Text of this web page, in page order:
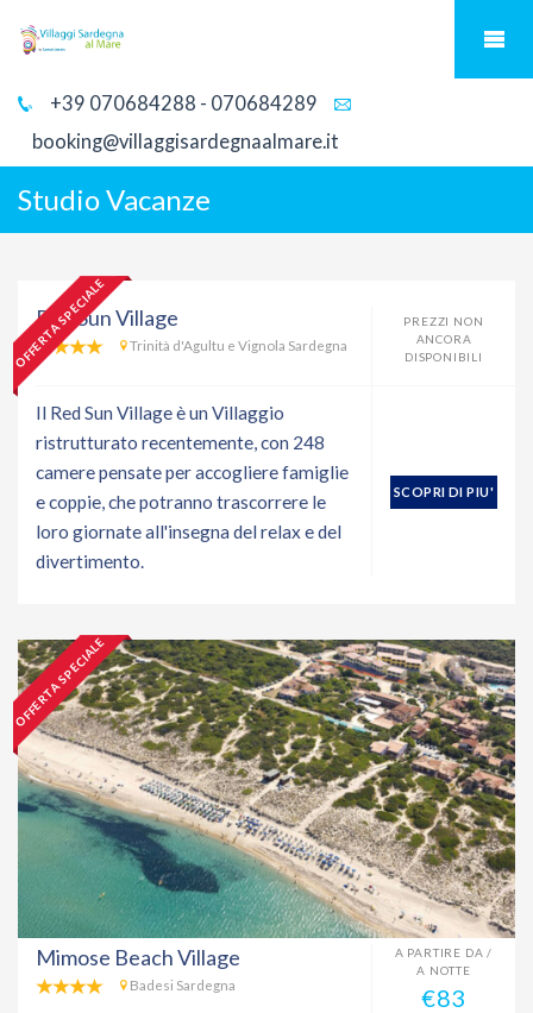
+39 070684288 - 070684289
booking@villaggisardegnaalmare.it
Studio Vacanze
OFFERTA SPECIALE
Red Sun Village
Trinità d'Agultu e Vignola Sardegna
PREZZI NON
ANCORA
DISPONIBILI
Il Red Sun Village è un Villaggio
ristrutturato recentemente, con 248
camere pensate per accogliere famiglie
e coppie, che potranno trascorrere le
loro giornate all'insegna del relax e del
divertimento.
SCOPRI DI PIU'
OFFERTA SPECIALE
Mimose Beach Village
Badesi Sardegna
A PARTIRE DA /
A NOTTE
€83